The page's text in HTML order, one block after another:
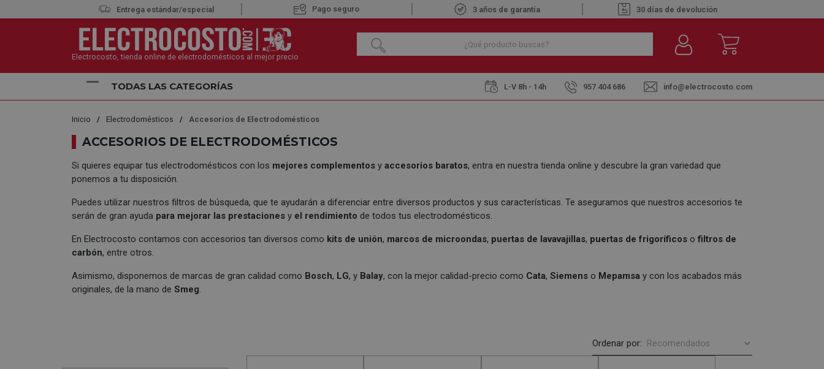
Entrega estándar/especial Pago seguro 3 años de garantía 30 días de devolución
Electrocosto, tienda online de electrodomésticos al mejor precio
TODAS LAS CATEGORÍAS L-V 8h - 14h 957 404 686 info@electrocosto.com
Inicio Electrodomésticos Accesorios de Electrodomésticos
ACCESORIOS DE ELECTRODOMÉSTICOS
Si quieres equipar tus electrodomésticos con los mejores complementos y accesorios baratos, entra en nuestra tienda online y descubre la gran variedad que
ponemos a tu disposición.
Puedes utilizar nuestros filtros de búsqueda, que te ayudarán a diferenciar entre diversos productos y sus características. Te aseguramos que nuestros accesorios te
serán de gran ayuda para mejorar las prestaciones y el rendimiento de todos tus electrodomésticos.
En Electrocosto contamos con accesorios tan diversos como kits de unión, marcos de microondas, puertas de lavavajillas, puertas de frigoríficos o filtros de
carbón, entre otros.
Asimismo, disponemos de marcas de gran calidad como Bosch, LG, y Balay, con la mejor calidad-precio como Cata, Siemens o Mepamsa y con los acabados más
originales, de la mano de Smeg.
Ordenar por: